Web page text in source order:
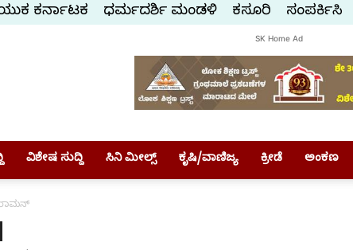
ಕರ್ನಾಟಕ ಧರ್ಮದರ್ಶಿ ಮಂಡಳಿ ಕಸ್ತೂರಿ ಸಂಪರ್ಕಿಸಿ
SK Home Ad
ವಿಶೇಷ ಸುದ್ದಿ ಸಿನಿ ಮೀಲ್ಸ್ ಕೃಷಿ/ವಾಣಿಜ್ಯ ಕ್ರೀಡೆ ಅಂಕಣ